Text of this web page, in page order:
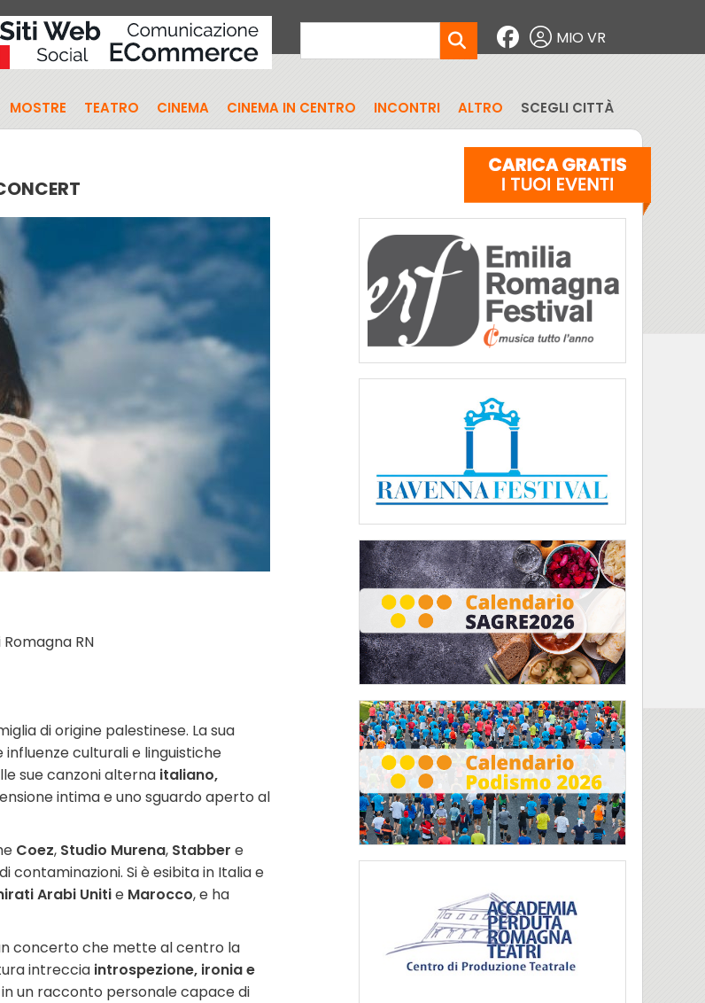
MIO VR
MOSTRE TEATRO CINEMA CINEMA IN CENTRO INCONTRI ALTRO SCEGLI CITTÀ
RN
di origine palestinese. La sua
culturali e linguistiche
sue canzoni alterna italiano,
intima e uno sguardo aperto al
Coez, Studio Murena, Stabber e
Si è esibita in Italia e
Arabi Unitie Marocco, e ha
concerto che mette al centro la
intreccia introspezione, ironia e
un racconto personale capace di